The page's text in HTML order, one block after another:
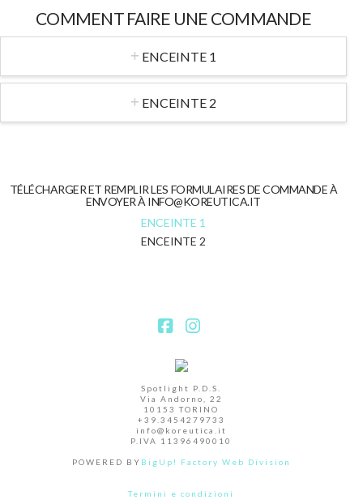
COMMENT FAIRE UNE COMMANDE
ENCEINTE 1
ENCEINTE 2
TÉLÉCHARGER ET REMPLIR LES FORMULAIRES DE COMMANDE À
ENVOYER À INFO@KOREUTICA.IT
ENCEINTE 1
ENCEINTE 2
Spotlight P.D.S.
Via Andorno, 22
10153 TORINO
+39.3454279733
info@koreutica.it
P.IVA 11396490010
POWERED BY BigUp! Factory Web Division
Termini e condizioni